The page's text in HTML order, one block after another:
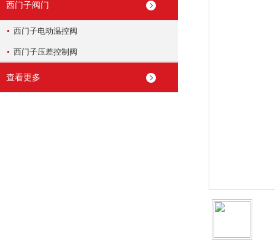
西门子阀门
西门子电动温控阀
西门子压差控制阀
查看更多